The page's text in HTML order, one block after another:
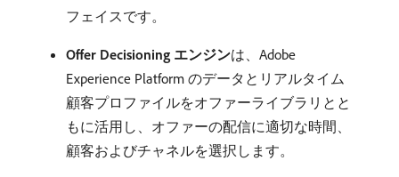
フェイスです。
Offer Decisioning エンジン​は、Adobe
Experience Platform のデータとリアルタイム
顧客プロファイルをオファーライブラリとと
もに活用し、オファーの配信に適切な時間、
顧客およびチャネルを選択します。